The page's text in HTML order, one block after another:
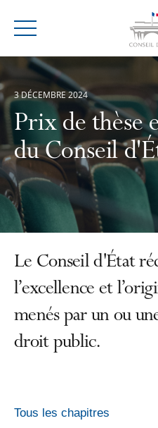
Menu
Prix de thèse
du Conseil
3 DÉCEMBRE 2024
Le Conseil d'État
l’excellence et
menés par un ou
droit public.
Tous les chapitres